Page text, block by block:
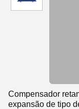
Compensador
expansão de tipo